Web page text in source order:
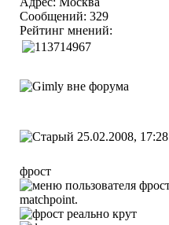
Сообщений: 329
Рейтинг мнений:
25.02.2008, 17:28
фрост
matchpoint.